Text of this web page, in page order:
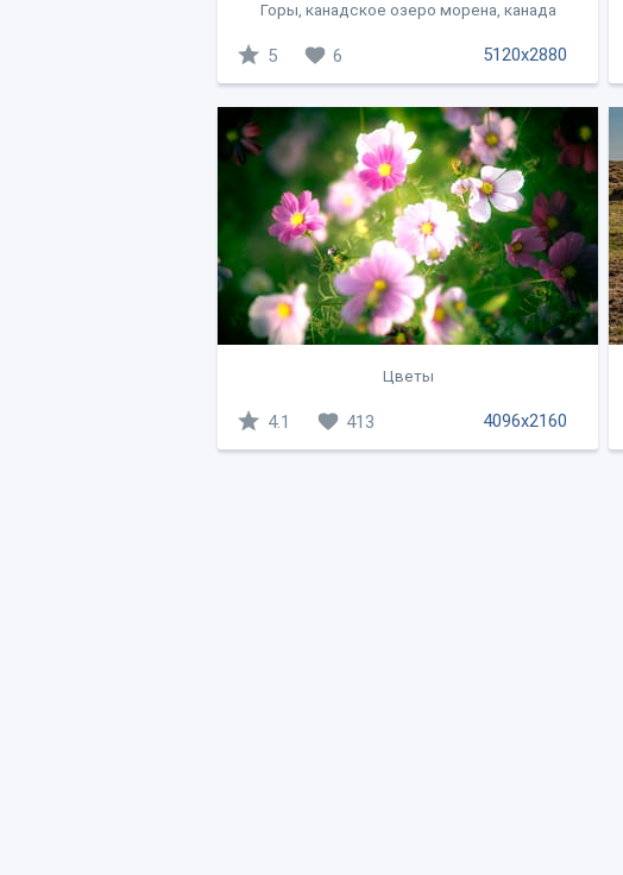
Горы, канадское озеро морена, канада
5120x2880
5 6
Цветы
4096x2160
4.1 413